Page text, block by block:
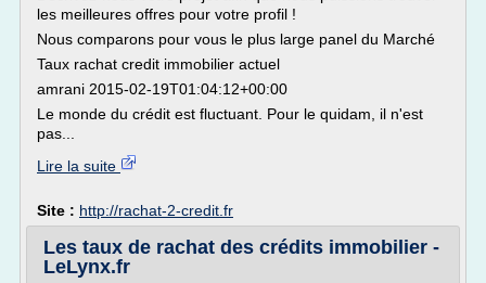
les meilleures offres pour votre profil !
Nous comparons pour vous le plus large panel du Marché
Taux rachat credit immobilier actuel
amrani 2015-02-19T01:04:12+00:00
Le monde du crédit est fluctuant. Pour le quidam, il n'est
pas...
Lire la suite
Site : http://rachat-2-credit.fr
Les taux de rachat des crédits immobilier -
LeLynx.fr